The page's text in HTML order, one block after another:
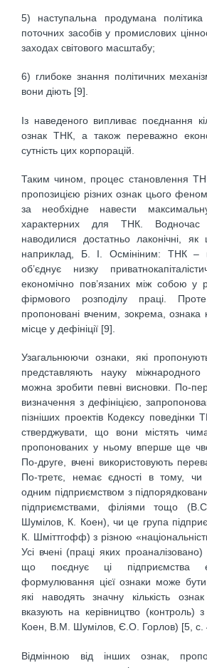
5) наступальна продумана
поточних засобів у промислових
заходах світового масштабу;
6) глибоке знання політичних
вони діють [9].
Із наведеного випливає поєднання
ознак ТНК, а також переважно
сутність цих корпорацій.
Таким чином, процес становлення
пропозицією різних ознак цього
за необхідне навести максимальну
характерних для ТНК.
наводилися достатньо лаконічні,
наприклад, Б. І. Осмініним: ТНК –
об’єднує низку
економічно пов’язаних між собою у
фірмового розподілу праці.
пропоновані вченим, зокрема,
місце у дефініції [9].
Узагальнюючи ознаки, які
представляють науку міжнародного
можна зробити певні висновки. По-
визначення з дефініцією,
пізніших проектів Кодексу
стверджувати, що вони містять
пропонованих у ньому вперше ще
По-друге, вчені використовують
По-третє, немає єдності в тому,
одним підприємством з
підприємствами, філіями тощо
Шумілов, К. Коен), чи це група
К. Шміттгофф) з різною
Усі вчені (праці яких
що поєднує ці підприємства
формулювання цієї ознаки може бути
які наводять значну кількість
вказують на керівництво (контроль)
Коен, В.М. Шумілов, Є.О. Горлов) [5, с.
Відмінною від інших ознак,